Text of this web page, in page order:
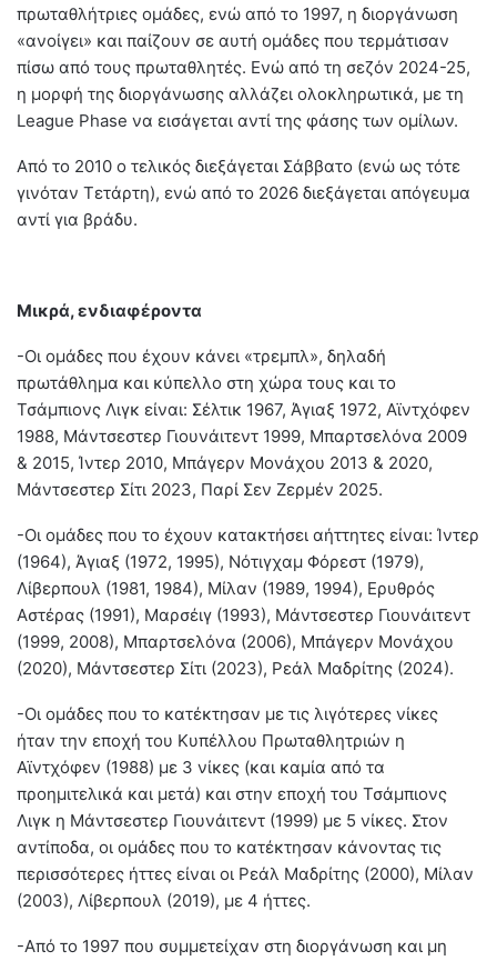
πρωταθλήτριες ομάδες, ενώ από το 1997, η διοργάνωση
«ανοίγει» και παίζουν σε αυτή ομάδες που τερμάτισαν
πίσω από τους πρωταθλητές. Ενώ από τη σεζόν 2024-25,
η μορφή της διοργάνωσης αλλάζει ολοκληρωτικά, με τη
League Phase να εισάγεται αντί της φάσης των ομίλων.
Από το 2010 ο τελικός διεξάγεται Σάββατο (ενώ ως τότε
γινόταν Τετάρτη), ενώ από το 2026 διεξάγεται απόγευμα
αντί για βράδυ.
Μικρά, ενδιαφέροντα
-Οι ομάδες που έχουν κάνει «τρεμπλ», δηλαδή
πρωτάθλημα και κύπελλο στη χώρα τους και το
Τσάμπιονς Λιγκ είναι: Σέλτικ 1967, Άγιαξ 1972, Αϊντχόφεν
1988, Μάντσεστερ Γιουνάιτεντ 1999, Μπαρτσελόνα 2009
& 2015, Ίντερ 2010, Μπάγερν Μονάχου 2013 & 2020,
Μάντσεστερ Σίτι 2023, Παρί Σεν Ζερμέν 2025.
-Οι ομάδες που το έχουν κατακτήσει αήττητες είναι: Ίντερ
(1964), Άγιαξ (1972, 1995), Νότιγχαμ Φόρεστ (1979),
Λίβερπουλ (1981, 1984), Μίλαν (1989, 1994), Ερυθρός
Αστέρας (1991), Μαρσέιγ (1993), Μάντσεστερ Γιουνάιτεντ
(1999, 2008), Μπαρτσελόνα (2006), Μπάγερν Μονάχου
(2020), Μάντσεστερ Σίτι (2023), Ρεάλ Μαδρίτης (2024).
-Οι ομάδες που το κατέκτησαν με τις λιγότερες νίκες
ήταν την εποχή του Κυπέλλου Πρωταθλητριών η
Αϊντχόφεν (1988) με 3 νίκες (και καμία από τα
προημιτελικά και μετά) και στην εποχή του Τσάμπιονς
Λιγκ η Μάντσεστερ Γιουνάιτεντ (1999) με 5 νίκες. Στον
αντίποδα, οι ομάδες που το κατέκτησαν κάνοντας τις
περισσότερες ήττες είναι οι Ρεάλ Μαδρίτης (2000), Μίλαν
(2003), Λίβερπουλ (2019), με 4 ήττες.
-Από το 1997 που συμμετείχαν στη διοργάνωση και μη